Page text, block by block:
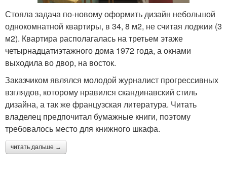
Стояла задача по-новому оформить дизайн небольшой
однокомнатной квартиры, в 34, 8 м2, не считая лоджии (3
м2). Квартира располагалась на третьем этаже
четырнадцатиэтажного дома 1972 года, а окнами
выходила во двор, на восток.
Заказчиком являлся молодой журналист прогрессивных
взглядов, которому нравился скандинавский стиль
дизайна, а так же французская литература. Читать
владелец предпочитал бумажные книги, поэтому
требовалось место для книжного шкафа.
читать дальше →